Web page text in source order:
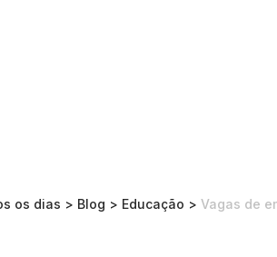
os dias > Blog > Educação > Vagas de